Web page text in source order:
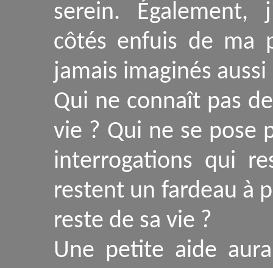
serein.
côtés enfuis de ma
jamais imaginés
Qui ne connaît pas
vie ? Qui ne se pose
interrogations qui
restent un fardeau à
reste de sa vie ?
Une petite aide